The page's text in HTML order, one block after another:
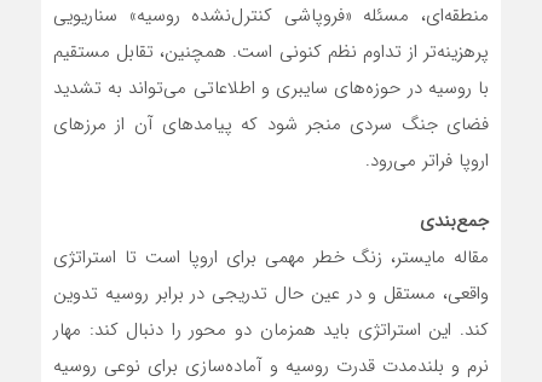
منطقه‌ای، مسئله «فروپاشی کنترل‌نشده روسیه» سناریویی
پرهزینه‌تر از تداوم نظم کنونی است. همچنین، تقابل مستقیم
با روسیه در حوزه‌های سایبری و اطلاعاتی می‌تواند به تشدید
فضای جنگ سردی منجر شود که پیامدهای آن از مرزهای
اروپا فراتر می‌رود.
جمع‌بندی
مقاله مایستر، زنگ خطر مهمی برای اروپا است تا استراتژی
واقعی، مستقل و در عین حال تدریجی در برابر روسیه تدوین
کند. این استراتژی باید همزمان دو محور را دنبال کند: مهار
نرم و بلندمدت قدرت روسیه و آماده‌سازی برای نوعی روسیه